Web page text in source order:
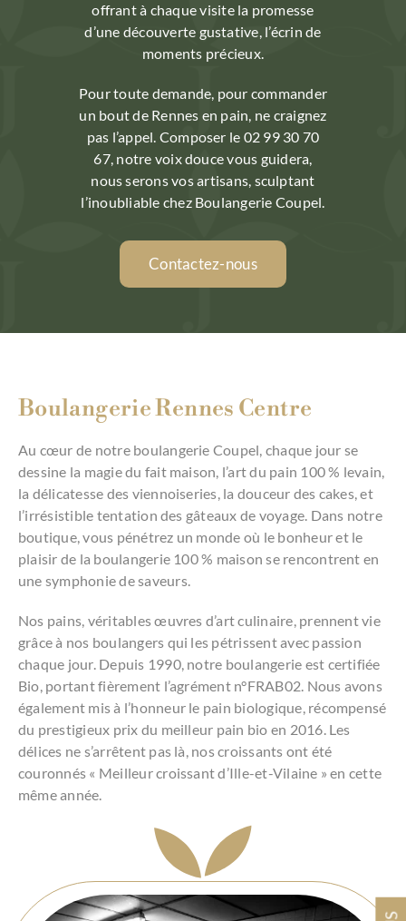
offrant à chaque visite la promesse
d’une découverte gustative, l’écrin de
moments précieux.
Pour toute demande, pour commander
un bout de Rennes en pain, ne craignez
pas l’appel. Composer le 02 99 30 70
67, notre voix douce vous guidera,
nous serons vos artisans, sculptant
l’inoubliable chez Boulangerie Coupel.
Contactez-nous
Boulangerie Rennes Centre
Au cœur de notre boulangerie Coupel, chaque jour se
dessine la magie du fait maison, l’art du pain 100 % levain,
la délicatesse des viennoiseries, la douceur des cakes, et
l’irrésistible tentation des gâteaux de voyage. Dans notre
boutique, vous pénétrez un monde où le bonheur et le
plaisir de la boulangerie 100 % maison se rencontrent en
une symphonie de saveurs.
Nos pains, véritables œuvres d’art culinaire, prennent vie
grâce à nos boulangers qui les pétrissent avec passion
chaque jour. Depuis 1990, notre boulangerie est certifiée
Bio, portant fièrement l’agrément n°FRAB02. Nous avons
également mis à l’honneur le pain biologique, récompensé
du prestigieux prix du meilleur pain bio en 2016. Les
délices ne s’arrêtent pas là, nos croissants ont été
couronnés « Meilleur croissant d’Ille-et-Vilaine » en cette
même année.